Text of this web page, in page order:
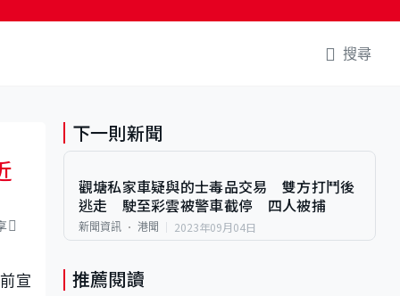
搜尋
宣
下一則新聞
觀塘私家車疑與的士毒品交易 雙方打鬥後
逃走 駛至彩雲被警車截停 四人被捕
新聞資訊 港聞 2023年09月04日
推薦閱讀